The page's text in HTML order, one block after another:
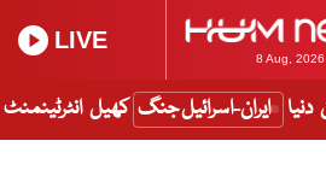
8 Aug, 2026
LIVE
دنیا ایران-اسرائیل جنگ کھیل انٹرٹینمنٹ